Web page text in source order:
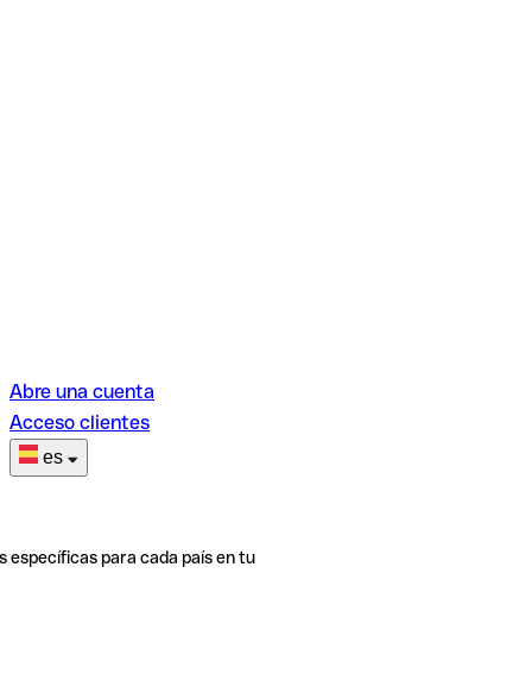
Abre una cuenta
Acceso clientes
es
específicas para cada país en tu